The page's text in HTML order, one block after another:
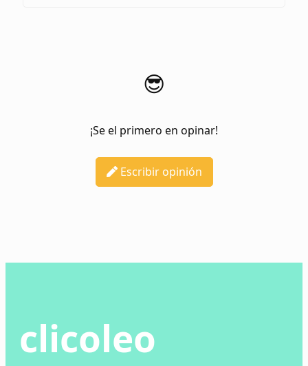
😎
¡Se el primero en opinar!
Escribir opinión
clicoleo